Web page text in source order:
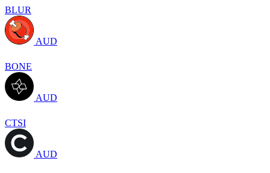
BLUR
AUD
BONE
AUD
CTSI
AUD